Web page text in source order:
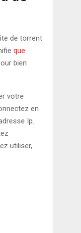
de torrent
que
bien
votre
en
Ip.
utiliser,